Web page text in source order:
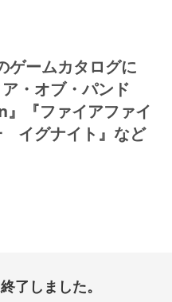
ームカタログに
・オブ・パンド
『ファイアファイ
イグナイト』など
了しました。